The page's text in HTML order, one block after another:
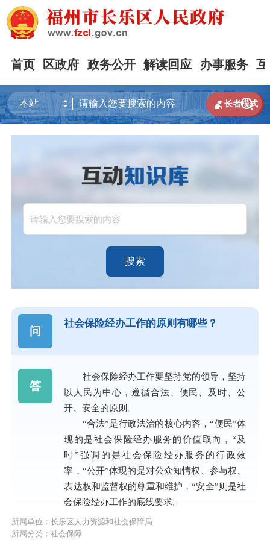
首页 区政府 政务公开 解读回应 办事服务

 长者模式
搜索
问
社会保险经办工作的原则有哪些？
答
社会保险经办工作要坚持党的领导，坚持
以人民为中心，遵循合法、便民、及时、公
开、安全的原则。
“合法”是行政法治的核心内容，“便民”体
现的是社会保险经办服务的价值取向，“及
时”强调的是社会保险经办服务的行政效
率，“公开”体现的是对公众知情权、参与权、
表达权和监督权的尊重和维护，“安全”则是社
会保险经办工作的底线要求。
所属单位：长乐区人力资源和社会保障局
所属分类：社会保障